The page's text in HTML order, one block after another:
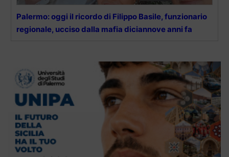
Palermo: oggi il ricordo di Filippo Basile, funzionario
regionale, ucciso dalla mafia diciannove anni fa